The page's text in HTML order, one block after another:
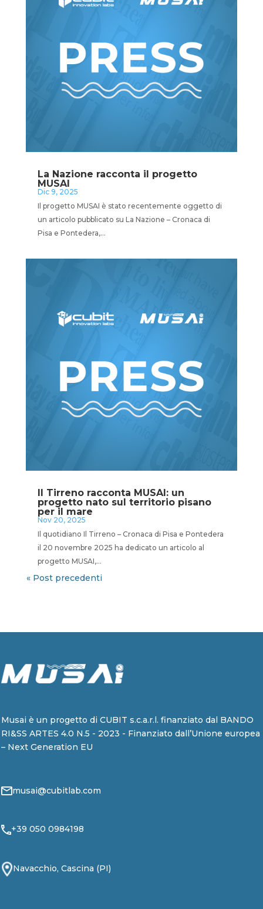
La Nazione racconta il progetto
MUSAI
Dic 9, 2025
Il progetto MUSAI è stato recentemente oggetto di
un articolo pubblicato su La Nazione – Cronaca di
Pisa e Pontedera,...
Il Tirreno racconta MUSAI: un
progetto nato sul territorio pisano
per il mare
Nov 20, 2025
Il quotidiano Il Tirreno – Cronaca di Pisa e Pontedera
il 20 novembre 2025 ha dedicato un articolo al
progetto MUSAI,...
« Post precedenti
Musai è un progetto di CUBIT s.c.a.r.l. finanziato dal BANDO
RI&SS ARTES 4.0 N.5 - 2023 - Finanziato dall’Unione europea
– Next Generation EU
musai@cubitlab.com
+39 050 0984198
Navacchio, Cascina (PI)